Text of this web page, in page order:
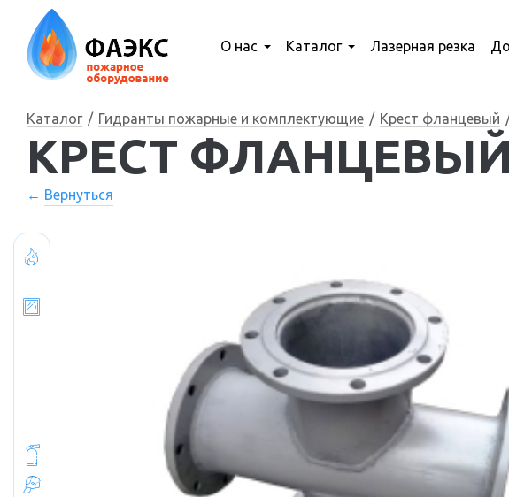
О нас Каталог Лазерная резка
Каталог Гидранты пожарные и комплектующие Крест фланцевый
КРЕСТ ФЛАНЦЕВЫЙ
Вернуться
для спринклеров
противопожарные
Огнетушители
Боевое снаряжение